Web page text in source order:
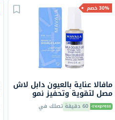
30% خصم
مافالا عناية بالعيون دابل لاش
مصل لتقوية وتحفيز نمو
الرموش 10 مل
60 دقيقة تصلك في